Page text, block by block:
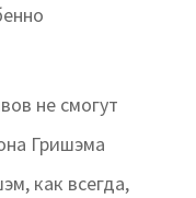
не смогут
Гришэма
как всегда,